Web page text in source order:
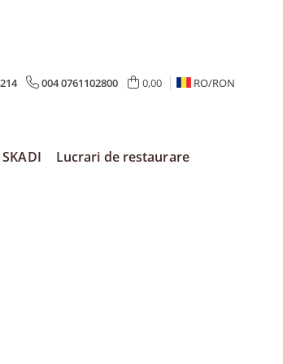
004 0761102800 0,00 RO/RON
Lucrari de restaurare